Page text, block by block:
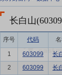
长白山
序号 代码
1 603099 长
2
603099 长